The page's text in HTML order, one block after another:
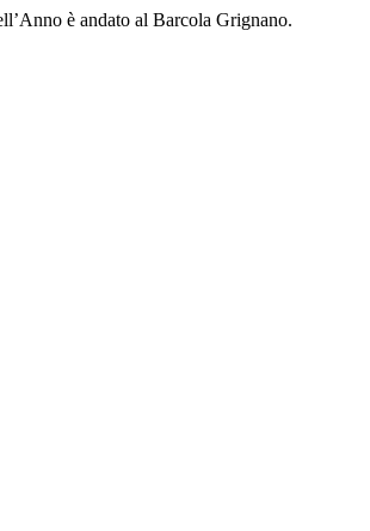
è andato al Barcola Grignano.